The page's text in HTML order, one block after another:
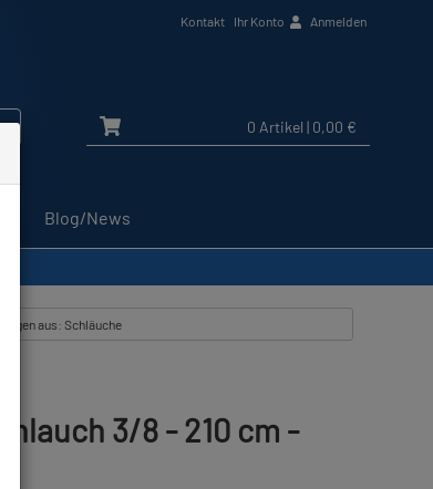
Kontakt Ihr Konto Anmelden
0 Artikel | 0,00 €
Blog/News
zeigen aus: Schläuche
3/8 - 210 cm -